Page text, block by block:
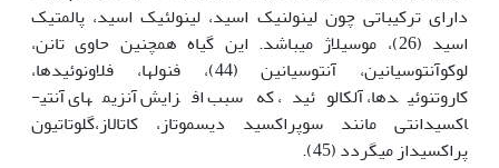
دارای ترکیباتی چون لینولنیک اسید، لینولئیک اسید، پالمتیک
اسید (26)، موسیلاژ می­باشد. این گیاه همچنین حاوی تانن،
لوکوآنتوسیانین، آنتوسیانین (44)، فنول­ها، فلاونوئیدها،
کاروتنوئیدها، آلکالوئید، که سبب افزایش آنزیم­های آنتی­
اکسیدانتی مانند سوپراکسید دیسموتاز، کاتالاز،گلوتاتیون
پراکسیداز می‏گردد (45).